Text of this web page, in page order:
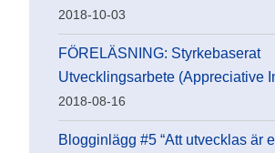
2018-10-03
FÖRELÄSNING: Styrkebaserat
Utvecklingsarbete (Appreciative
2018-08-16
Blogginlägg #5 “Att utvecklas är